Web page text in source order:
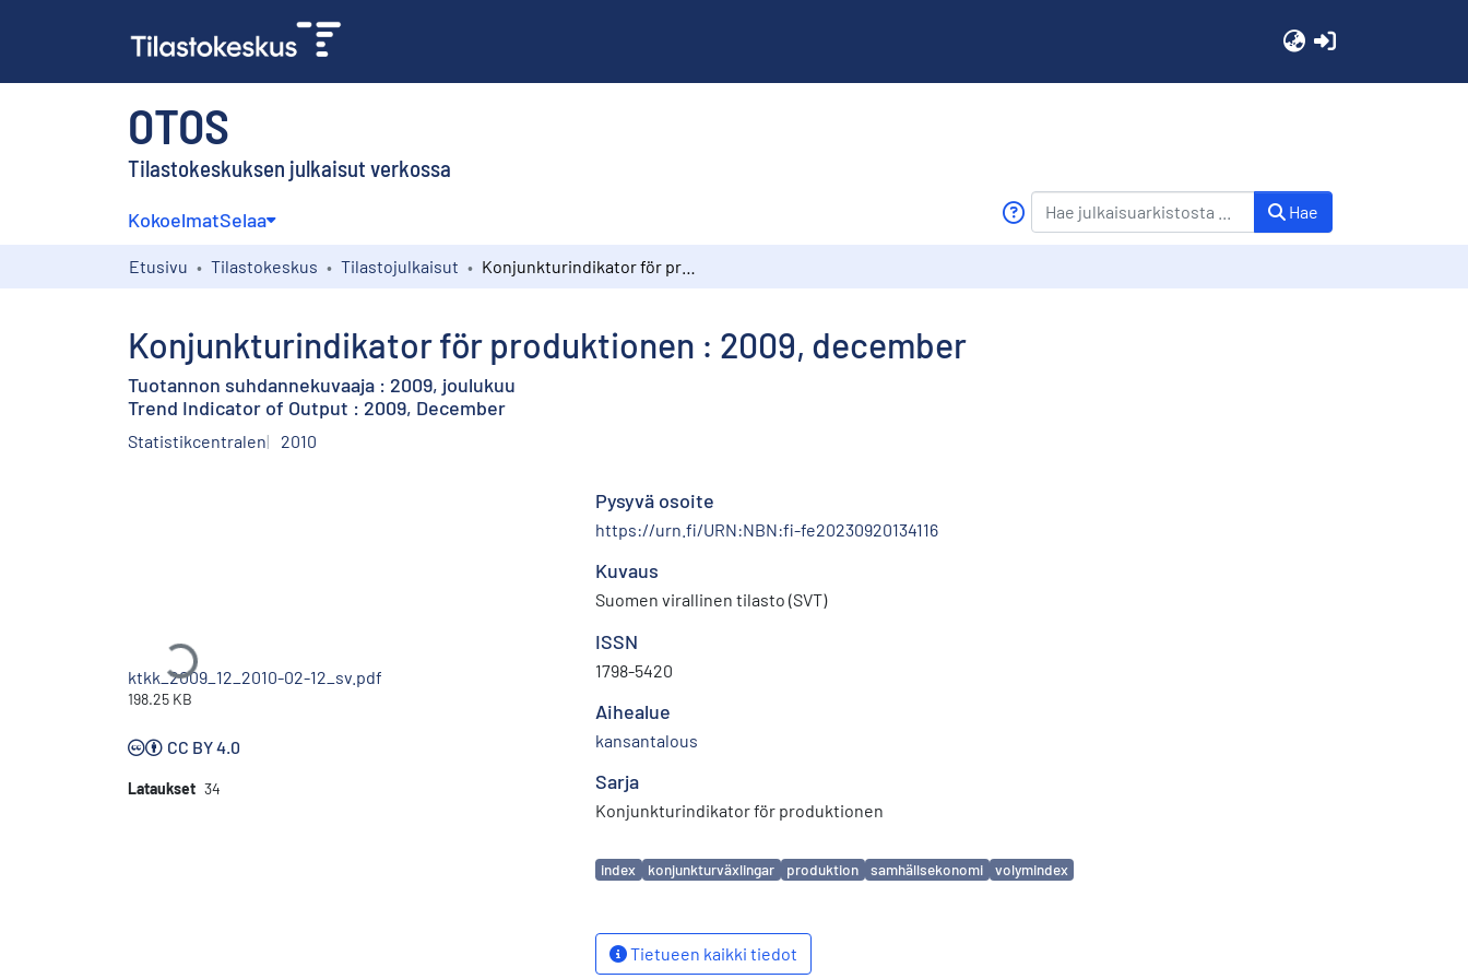
OTOS
Tilastokeskuksen julkaisut verkossa
KokoelmatSelaa Hae
Etusivu Tilastokeskus Tilastojulkaisut
Konjunkturindikator för produktionen : 2009, december
Tuotannon suhdannekuvaaja : 2009, joulukuu
Trend Indicator of Output : 2009, December
Statistikcentralen 2010
Ladataan...
ktkk_2009_12_2010-02-12_sv.pdf
198.25 KB
CC BY 4.0
Lataukset 34
Pysyvä osoite
https://urn.fi/URN:NBN:fi-fe20230920134116
Kuvaus
Suomen virallinen tilasto (SVT)
ISSN
1798-5420
Aihealue
kansantalous
Sarja
Konjunkturindikator för produktionen
Avainsanat
index konjunkturväxlingar produktion samhällsekonomi volymindex
Tietueen kaikki tiedot